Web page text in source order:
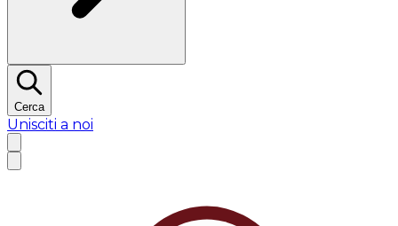
Cerca
Unisciti a noi